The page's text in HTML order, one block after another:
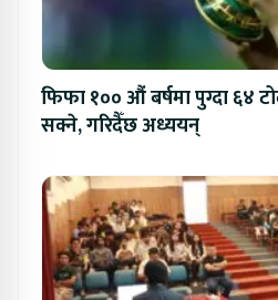
फिफा १०० औं बर्षमा पुग्दा ६४
सक्ने, गरिदैँछ अध्ययन्